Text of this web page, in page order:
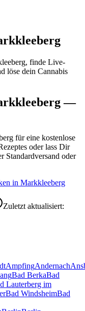
, finde Live-
löse dein Cannabis
—
für eine kostenlose
oder lass Dir
Standardversand oder
in Markkleeberg
Zuletzt aktualisiert:
AmpfingAndernach
Bad BerkaBad
Lauterberg im
Bad WindsheimBad